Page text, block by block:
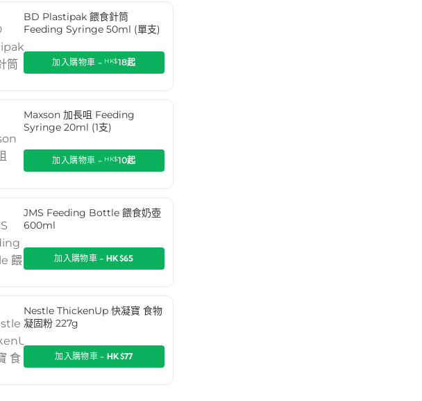
BD Plastipak 餵食針筒
Feeding Syringe 50ml (單支)
加入購物車 - HK$18起
Maxson 加長咀 Feeding
Syringe 20ml (1支)
加入購物車 - HK$10起
JMS Feeding Bottle 餵食奶壺
600ml
加入購物車 -HK$65
Nestle ThickenUp 快凝寶 食物
凝固粉 227g
加入購物車 -HK$77